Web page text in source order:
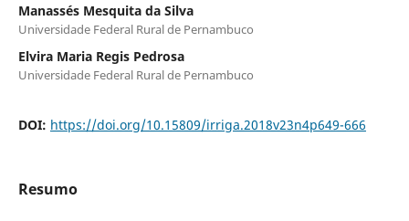
Manassés Mesquita da Silva
Universidade Federal Rural de Pernambuco
Elvira Maria Regis Pedrosa
Universidade Federal Rural de Pernambuco
DOI: https://doi.org/10.15809/irriga.2018v23n4p649-666
Resumo